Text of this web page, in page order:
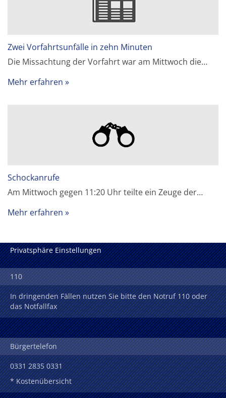
Zwei Vorfahrtsunfälle in zehn Minuten
Die Missachtung der Vorfahrt war am Mittwoch die…
Mehr erfahren
Schockanrufe
Am Mittwoch gegen 11:20 Uhr teilte ein Zeuge der…
Mehr erfahren
Privatsphäre Einstellungen
110
In dringenden Fällen nutzen Sie bitte den Notruf 110 oder
das Notfallfax
Bürgertelefon
0331 2835 0331
* Kostenübersicht